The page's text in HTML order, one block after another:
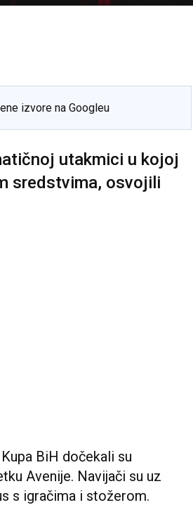
izvore na Googleu
utakmici u kojoj
sredstvima, osvojili
BiH dočekali su
Avenije. Navijači su uz
s igračima i stožerom.